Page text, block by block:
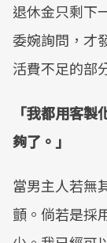
退休金只剩下
委婉詢問，才
活費不足的部
「我都用客
夠了。」
當男主人若無
顫。倘若是採